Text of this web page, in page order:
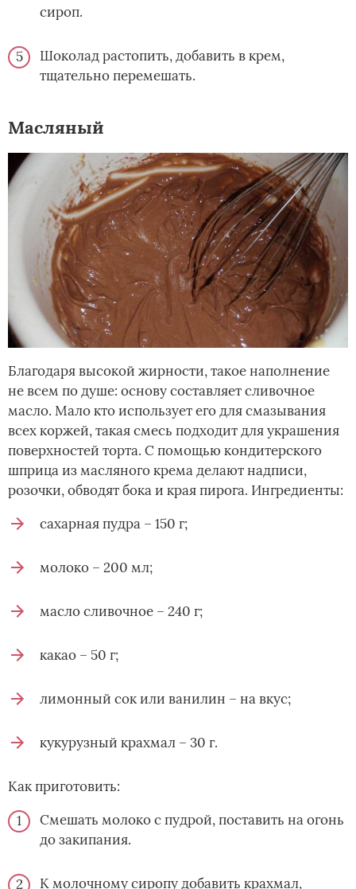
сироп.
Шоколад растопить, добавить в крем,
тщательно перемешать.
Масляный
Благодаря высокой жирности, такое наполнение
не всем по душе: основу составляет сливочное
масло. Мало кто использует его для смазывания
всех коржей, такая смесь подходит для украшения
поверхностей торта. С помощью кондитерского
шприца из масляного крема делают надписи,
розочки, обводят бока и края пирога. Ингредиенты:
сахарная пудра – 150 г;
молоко – 200 мл;
масло сливочное – 240 г;
какао – 50 г;
лимонный сок или ванилин – на вкус;
кукурузный крахмал – 30 г.
Как приготовить:
Смешать молоко с пудрой, поставить на огонь
до закипания.
К молочному сиропу добавить крахмал,